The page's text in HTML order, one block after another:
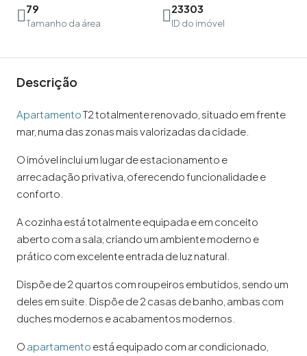
79
Tamanho da área
23303
ID do imóvel
Descrição
ApartamentoT2 totalmente renovado, situado em frente
mar, numa das zonas mais valorizadas da cidade.
O imóvel inclui um lugar de estacionamento e
arrecadação privativa, oferecendo funcionalidade e
conforto.
A cozinha está totalmente equipada e em conceito
aberto com a sala, criando um ambiente moderno e
prático com excelente entrada de luz natural.
Dispõe de 2 quartos com roupeiros embutidos, sendo um
deles em suite. Dispõe de 2 casas de banho, ambas com
duches modernos e acabamentos modernos.
O apartamento está equipado com ar condicionado,